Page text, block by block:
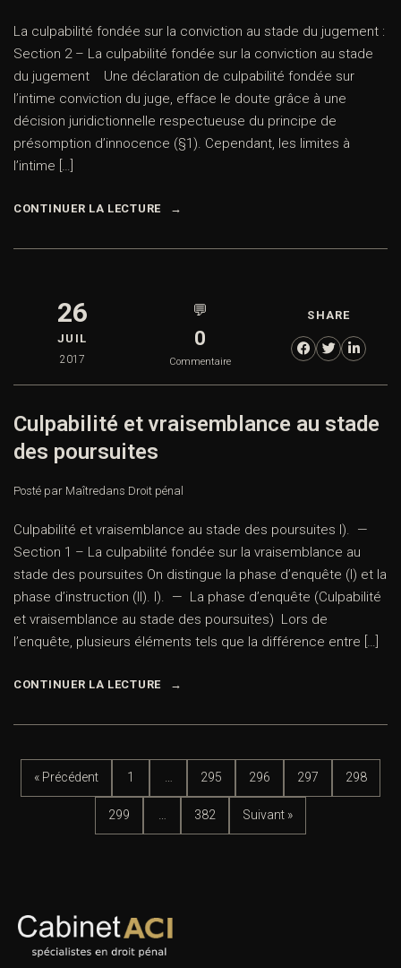
La culpabilité fondée sur la conviction au stade du jugement :
Section 2 – La culpabilité fondée sur la conviction au stade
du jugement Une déclaration de culpabilité fondée sur
l’intime conviction du juge, efface le doute grâce à une
décision juridictionnelle respectueuse du principe de
présomption d’innocence (§1). Cependant, les limites à
l’intime […]
CONTINUER LA LECTURE
26
JUIL
2017
💬
0
Commentaire
SHARE
Culpabilité et vraisemblance au stade
des poursuites
Posté par Maîtredans Droit pénal
Culpabilité et vraisemblance au stade des poursuites I). —
Section 1 – La culpabilité fondée sur la vraisemblance au
stade des poursuites On distingue la phase d’enquête (I) et la
phase d’instruction (II). I). — La phase d’enquête (Culpabilité
et vraisemblance au stade des poursuites) Lors de
l’enquête, plusieurs éléments tels que la différence entre […]
CONTINUER LA LECTURE
« Précédent 1 295 296 297 298
299 382 Suivant »